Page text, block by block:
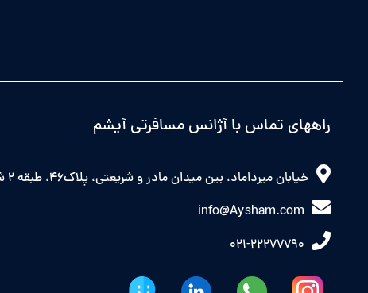
راههای تماس با آژانس مسافرتی آیشم
خیابان میرداماد، بین میدان مادر و شریعتی، پلاک46، طبقه 2 شرقی